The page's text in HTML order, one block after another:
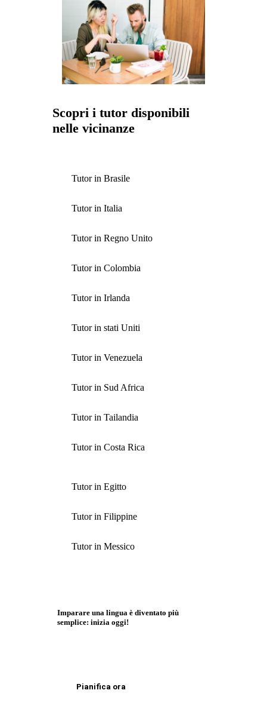
Scopri i tutor disponibili
nelle vicinanze
Tutor in Brasile
Tutor in Italia
Tutor in Regno Unito
Tutor in Colombia
Tutor in Irlanda
Tutor in stati Uniti
Tutor in Venezuela
Tutor in Sud Africa
Tutor in Tailandia
Tutor in Costa Rica
Tutor in Egitto
Tutor in Filippine
Tutor in Messico
Imparare una lingua è diventato più
semplice: inizia oggi!
Pianifica ora